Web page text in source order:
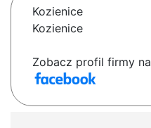
Kozienice
Kozienice
Zobacz profil firmy na